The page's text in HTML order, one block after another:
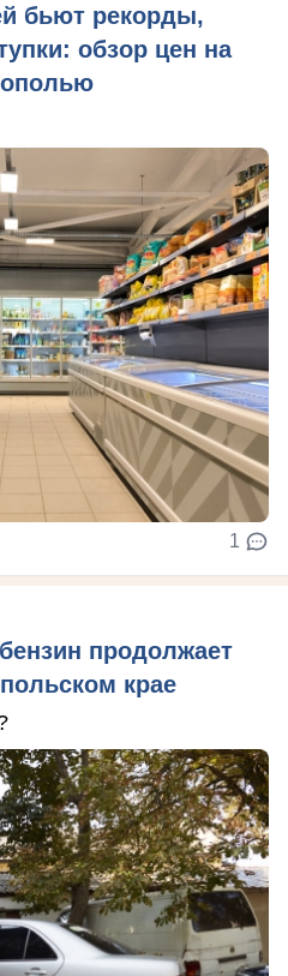
бьют рекорды,
обзор цен на
1
продолжает
крае